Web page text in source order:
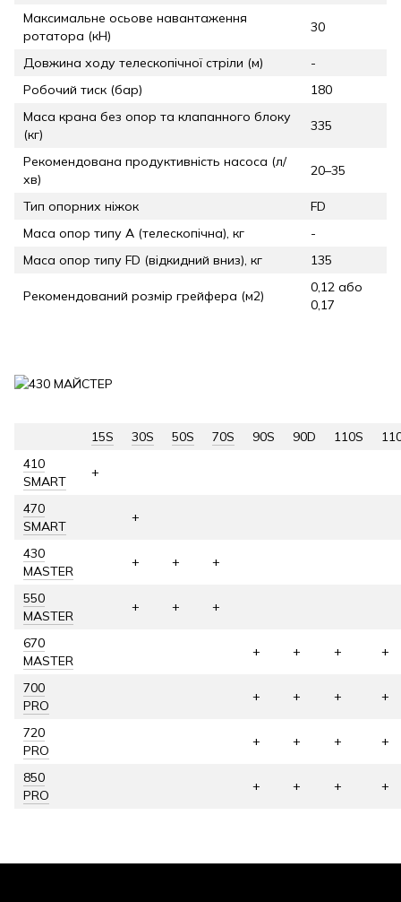
Максимальне осьове навантаження
ротатора (кН)
30
Довжина ходу телескопічної стріли (м)
-
Робочий тиск (бар)
180
Маса крана без опор та клапанного блоку
(кг)
335
Рекомендована продуктивність насоса (л/
хв)
20–35
Тип опорних ніжок
FD
Маса опор типу А (телескопічна), кг
-
Маса опор типу FD (відкидний вниз), кг
135
Рекомендований розмір грейфера (м2)
0,12 або
0,17
15S 30S 50S 70S 90S 90D 110S
410
SMART
+
470
SMART
+
430
MASTER
+ + +
550
MASTER
+ + +
670
MASTER
+ + + +
700
PRO
+ + + +
720
PRO
+ + + +
850
PRO
+ + + +